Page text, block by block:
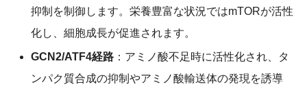
抑制を制御します。栄養豊富な状況ではmTORが活性
化し、細胞成長が促進されます。
GCN2/ATF4経路 ：アミノ酸不足時に活性化され、タ
ンパク質合成の抑制やアミノ酸輸送体の発現を誘導